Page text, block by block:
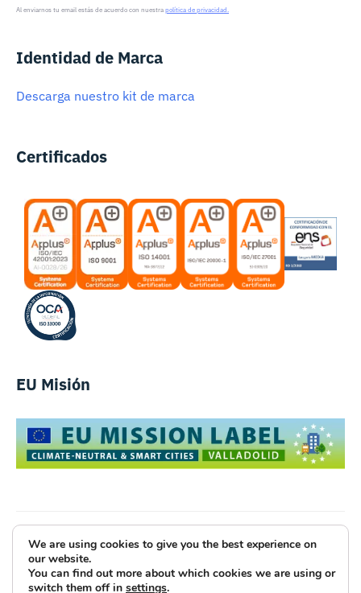
Al enviarnos tu email estás de acuerdo con nuestra política de privacidad.
Identidad de Marca
Descarga nuestro kit de marca
Certificados
EU Misión
Luce Innovative Technologies
Aviso Legal
Política de Privacidad Cookies
We are using cookies to give you the best experience on
our website.
You can find out more about which cookies we are using or
switch them off in settings.